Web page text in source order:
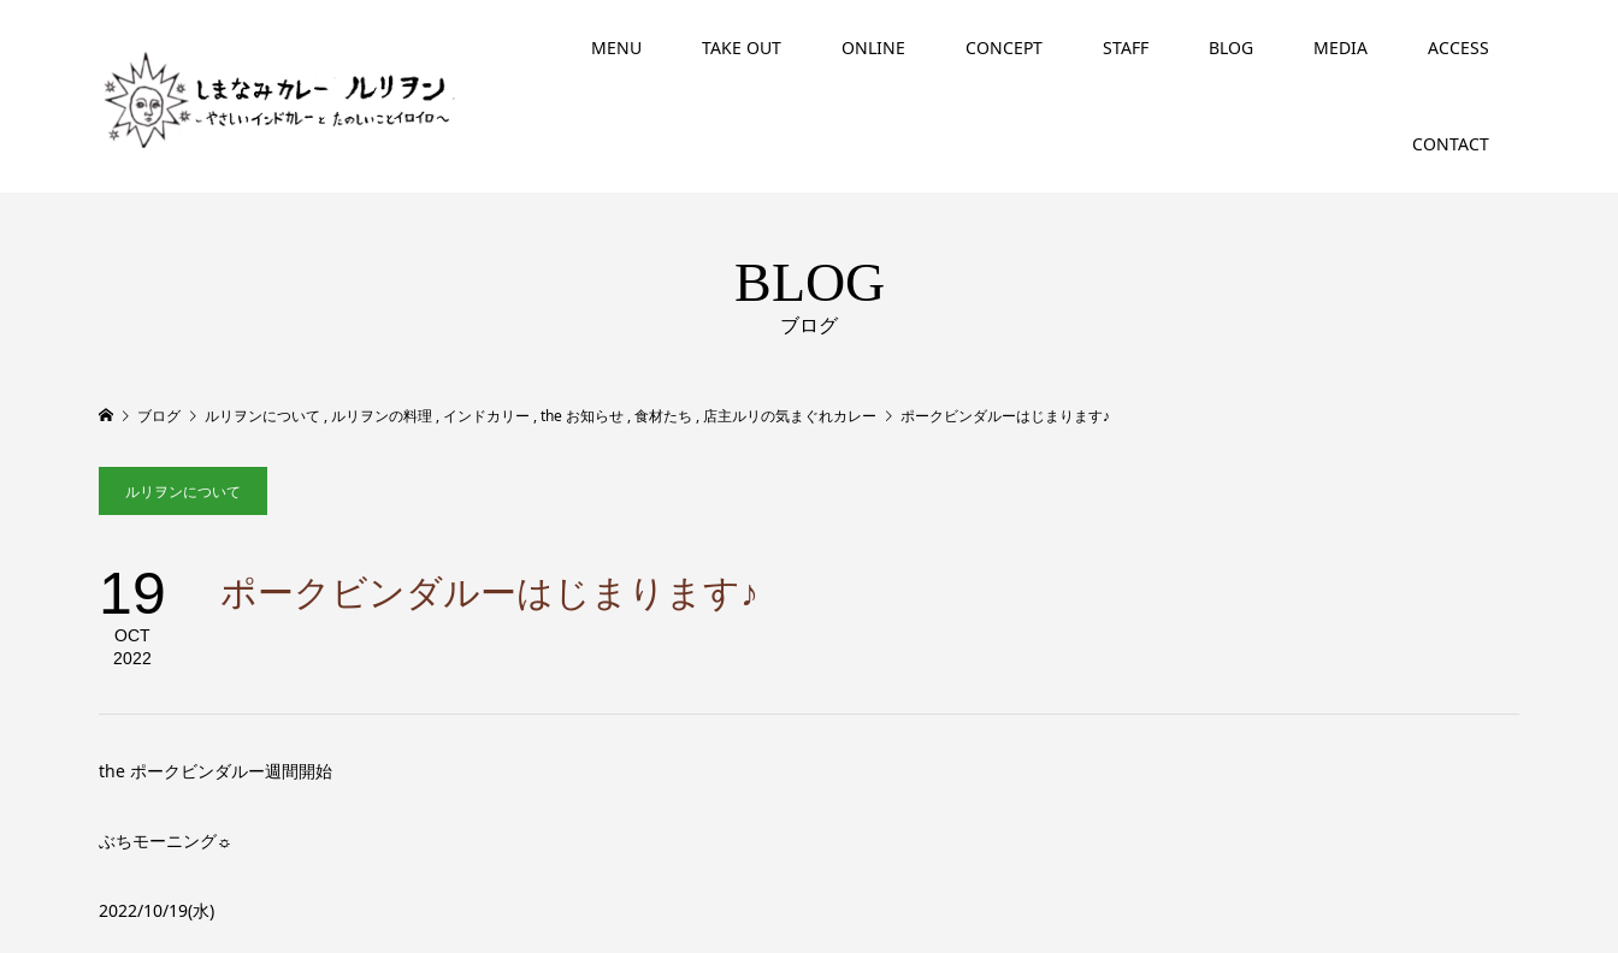
MENU TAKE OUT ONLINE CONCEPT STAFF BLOG MEDIA ACCESS
CONTACT
BLOG
ブログ
ブログ ルリヲンについて , ルリヲンの料理 , インドカリー ,the お知らせ ,食材たち , 店主ルリの気まぐれカレー ポークビンダルーはじまります♪
ルリヲンについて
19
OCT
2022
ポークビンダルーはじまります♪
the ポークビンダルー週間開始
ぶちモーニング☼
2022/10/19(水)